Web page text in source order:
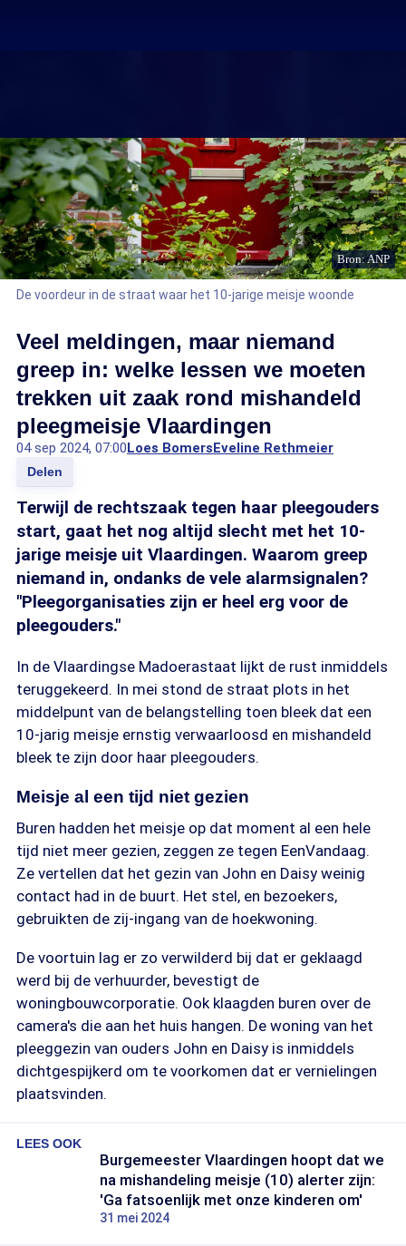
Bron: ANP
De voordeur in de straat waar het 10-jarige meisje woonde
Veel meldingen, maar niemand
greep in: welke lessen we moeten
trekken uit zaak rond mishandeld
pleegmeisje Vlaardingen
04 sep 2024, 07:00Loes BomersEveline Rethmeier
Delen
Terwijl de rechtszaak tegen haar pleegouders
start, gaat het nog altijd slecht met het 10-
jarige meisje uit Vlaardingen. Waarom greep
niemand in, ondanks de vele alarmsignalen?
"Pleegorganisaties zijn er heel erg voor de
pleegouders."
In de Vlaardingse Madoerastaat lijkt de rust inmiddels
teruggekeerd. In mei stond de straat plots in het
middelpunt van de belangstelling toen bleek dat een
10-jarig meisje ernstig verwaarloosd en mishandeld
bleek te zijn door haar pleegouders.
Meisje al een tijd niet gezien
Buren hadden het meisje op dat moment al een hele
tijd niet meer gezien, zeggen ze tegen EenVandaag.
Ze vertellen dat het gezin van John en Daisy weinig
contact had in de buurt. Het stel, en bezoekers,
gebruikten de zij-ingang van de hoekwoning.
De voortuin lag er zo verwilderd bij dat er geklaagd
werd bij de verhuurder, bevestigt de
woningbouwcorporatie. Ook klaagden buren over de
camera's die aan het huis hangen. De woning van het
pleeggezin van ouders John en Daisy is inmiddels
dichtgespijkerd om te voorkomen dat er vernielingen
plaatsvinden.
LEES OOK
Burgemeester Vlaardingen hoopt dat we
na mishandeling meisje (10) alerter zijn:
'Ga fatsoenlijk met onze kinderen om'
31 mei 2024